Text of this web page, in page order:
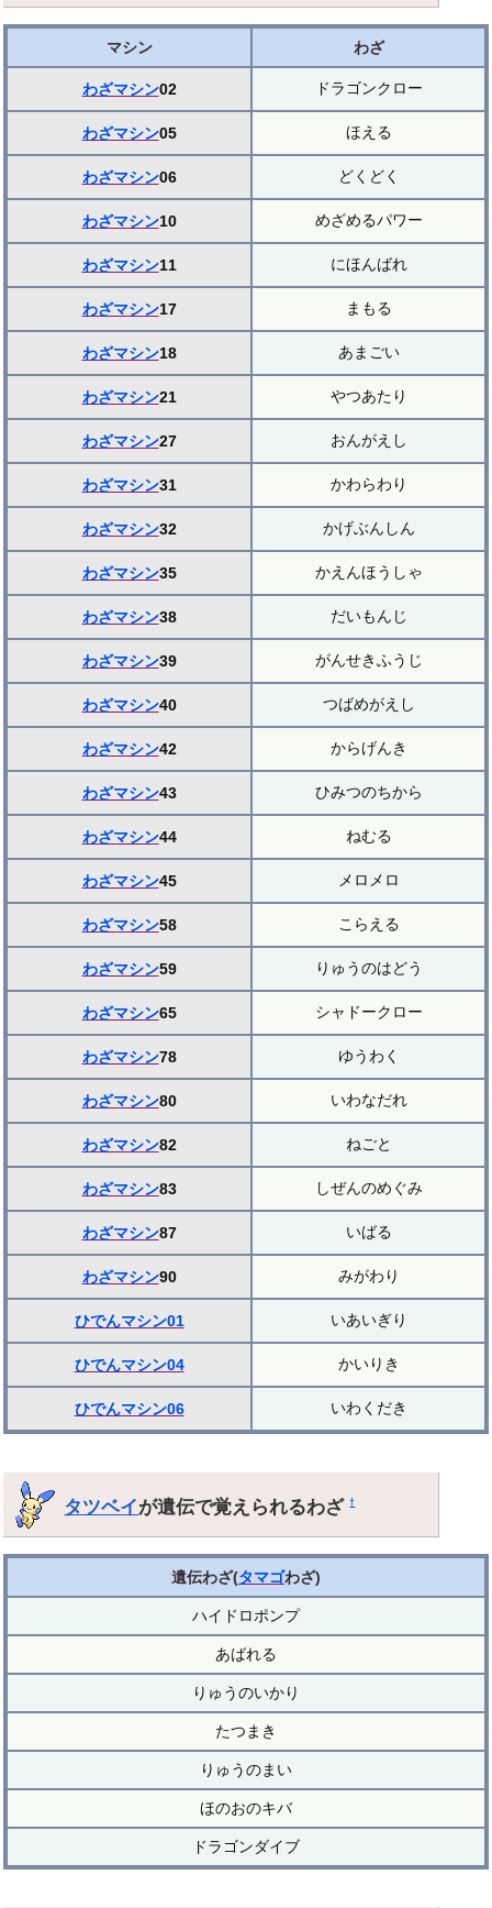
マシン わざ
わざマシン02 ドラゴンクロー
わざマシン05 ほえる
わざマシン06 どくどく
わざマシン10 めざめるパワー
わざマシン11 にほんばれ
わざマシン17 まもる
わざマシン18 あまごい
わざマシン21 やつあたり
わざマシン27 おんがえし
わざマシン31 かわらわり
わざマシン32 かげぶんしん
わざマシン35 かえんほうしゃ
わざマシン38 だいもんじ
わざマシン39 がんせきふうじ
わざマシン40 つばめがえし
わざマシン42 からげんき
わざマシン43 ひみつのちから
わざマシン44 ねむる
わざマシン45 メロメロ
わざマシン58 こらえる
わざマシン59 りゅうのはどう
わざマシン65 シャドークロー
わざマシン78 ゆうわく
わざマシン80 いわなだれ
わざマシン82 ねごと
わざマシン83 しぜんのめぐみ
わざマシン87 いばる
わざマシン90 みがわり
ひでんマシン01 いあいぎり
ひでんマシン04 かいりき
ひでんマシン06 いわくだき
タツベイが遺伝で覚えられるわざ†
遺伝わざ(タマゴわざ)
ハイドロポンプ
あばれる
りゅうのいかり
たつまき
りゅうのまい
ほのおのキバ
ドラゴンダイブ